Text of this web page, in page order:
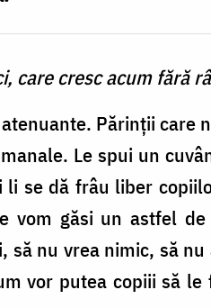
care cresc acum fără
Părinţii care
Le spui un
se dă frâu liber
vom găsi un astfel
să nu vrea nimic, să
vor putea copiii să